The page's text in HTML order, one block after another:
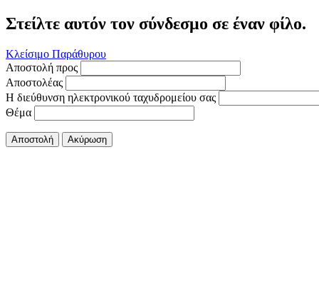
Στείλτε αυτόν τον σύνδεσμο σε έναν φίλο.
Κλείσιμο Παράθυρου
Αποστολή προς
Αποστολέας
Η διεύθυνση ηλεκτρονικού ταχυδρομείου σας
Θέμα
Αποστολή Ακύρωση